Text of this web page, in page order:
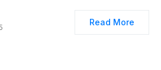
Read More